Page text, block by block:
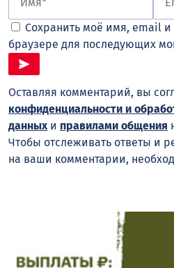
Сохранить моё имя, email и
браузере для последующих
Оставляя комментарий, вы
конфиденциальности и
данныхи правилами общения
Чтобы отслеживать ответы и
на ваши комментарии,